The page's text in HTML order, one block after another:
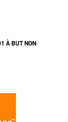
À BUT NON